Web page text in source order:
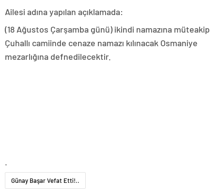
Ailesi adına yapılan açıklamada:
(18 Ağustos Çarşamba günü) ikindi namazına müteakip
Çuhallı camiinde cenaze namazı kılınacak Osmaniye
mezarlığına defnedilecektir.
Günay Başar Vefat Etti!..